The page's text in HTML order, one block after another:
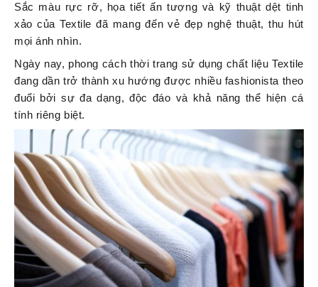
Sắc màu rực rỡ, họa tiết ấn tượng và kỹ thuật dệt tinh
xảo của Textile đã mang đến vẻ đẹp nghệ thuật, thu hút
mọi ánh nhìn.
Ngày nay, phong cách thời trang sử dụng chất liệu Textile
đang dần trở thành xu hướng được nhiều fashionista theo
đuổi bởi sự đa dạng, độc đáo và khả năng thể hiện cá
tính riêng biệt.